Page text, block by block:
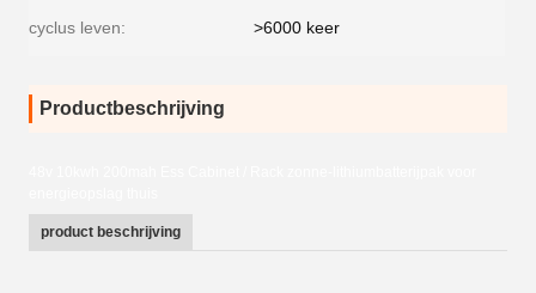
cyclus leven: >6000 keer
Productbeschrijving
product beschrijving